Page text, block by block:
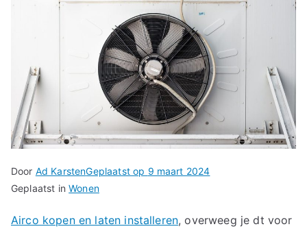
Door Ad KarstenGeplaatst op 9 maart 2024
Geplaatst inWonen
Airco kopen en laten installeren, overweeg je dt voor